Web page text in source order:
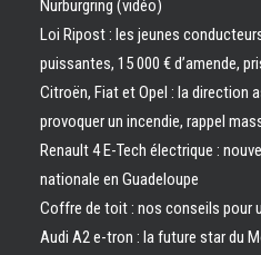
Nürburgring (vidéo)
Loi Ripost : les jeunes
puissantes, 15 000 € d’amende,
Citroën, Fiat et Opel : la direction
provoquer un incendie, rappel
Renault 4 E-Tech électrique :
nationale en Guadeloupe
Coffre de toit : nos conseils pour
Audi A2 e-tron : la future star du